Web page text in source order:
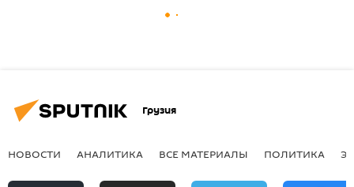
Грузия
НОВОСТИ АНАЛИТИКА ВСЕ МАТЕРИАЛЫ ПОЛИТИКА